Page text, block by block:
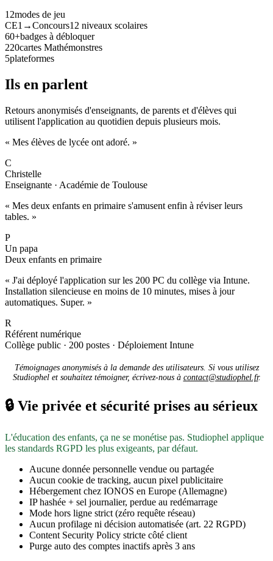
12modes de jeu
CE1→Concours12 niveaux scolaires
60+badges à débloquer
220cartes Mathémonstres
5plateformes
Ils en parlent
Retours anonymisés d'enseignants, de parents et d'élèves qui
utilisent l'application au quotidien depuis plusieurs mois.
« Mes élèves de lycée ont adoré. »
C
Christelle
Enseignante · Académie de Toulouse
« Mes deux enfants en primaire s'amusent enfin à réviser leurs
tables. »
P
Un papa
Deux enfants en primaire
« J'ai déployé l'application sur les 200 PC du collège via Intune.
Installation silencieuse en moins de 10 minutes, mises à jour
automatiques. Super. »
R
Référent numérique
Collège public · 200 postes · Déploiement Intune
Témoignages anonymisés à la demande des utilisateurs. Si vous utilisez
Studiophel et souhaitez témoigner, écrivez-nous à contact@studiophel.fr.
🔒 Vie privée et sécurité prises au sérieux
L'éducation des enfants, ça ne se monétise pas. Studiophel applique
les standards RGPD les plus exigeants, par défaut.
Aucune donnée personnelle vendue ou partagée
Aucun cookie de tracking, aucun pixel publicitaire
Hébergement chez IONOS en Europe (Allemagne)
IP hashée + sel journalier, perdue au redémarrage
Mode hors ligne strict (zéro requête réseau)
Aucun profilage ni décision automatisée (art. 22 RGPD)
Content Security Policy stricte côté client
Purge auto des comptes inactifs après 3 ans